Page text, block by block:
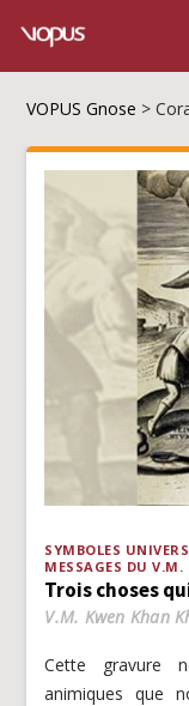
VOPUS Gnose >
SYMBOLES
MESSAGES DU
Trois choses
V.M. Kwen Khan
Cette gravure
animiques que